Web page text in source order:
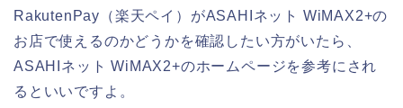
RakutenPay（楽天ペイ）がASAHIネット WiMAX2+の
お店で使えるのかどうかを確認したい方がいたら、
ASAHIネット WiMAX2+のホームページを参考にされ
るといいですよ。